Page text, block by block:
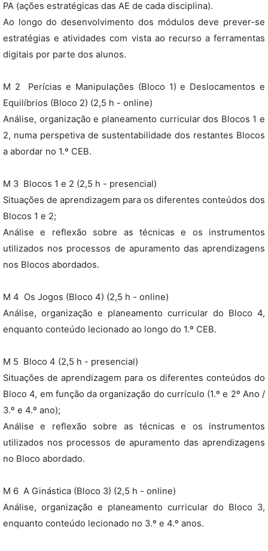
PA (ações estratégicas das AE de cada disciplina).
Ao longo do desenvolvimento dos módulos deve prever-se
estratégias e atividades com vista ao recurso a ferramentas
digitais por parte dos alunos.
M 2  Perícias e Manipulações (Bloco 1) e Deslocamentos e
Equilíbrios (Bloco 2) (2,5 h - online)
Análise, organização e planeamento curricular dos Blocos 1 e
2, numa perspetiva de sustentabilidade dos restantes Blocos
a abordar no 1.º CEB.
M 3  Blocos 1 e 2 (2,5 h - presencial)
Situações de aprendizagem para os diferentes conteúdos dos
Blocos 1 e 2;
Análise e reflexão sobre as técnicas e os instrumentos
utilizados nos processos de apuramento das aprendizagens
nos Blocos abordados.
M 4  Os Jogos (Bloco 4) (2,5 h - online)
Análise, organização e planeamento curricular do Bloco 4,
enquanto conteúdo lecionado ao longo do 1.º CEB.
M 5  Bloco 4 (2,5 h - presencial)
Situações de aprendizagem para os diferentes conteúdos do
Bloco 4, em função da organização do currículo (1.º e 2º Ano /
3.º e 4.º ano);
Análise e reflexão sobre as técnicas e os instrumentos
utilizados nos processos de apuramento das aprendizagens
no Bloco abordado.
M 6  A Ginástica (Bloco 3) (2,5 h - online)
Análise, organização e planeamento curricular do Bloco 3,
enquanto conteúdo lecionado no 3.º e 4.º anos.